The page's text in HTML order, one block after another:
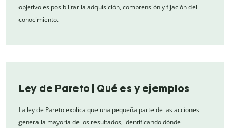
objetivo es posibilitar la adquisición, comprensión y fijación del
conocimiento.
Ley de Pareto | Qué es y ejemplos
La ley de Pareto explica que una pequeña parte de las acciones
genera la mayoría de los resultados, identificando dónde